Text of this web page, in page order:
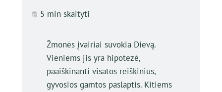
5 min skaityti
Žmonės įvairiai suvokia Dievą.
Vieniems jis yra hipotezė,
paaiškinanti visatos reiškinius,
gyvosios gamtos paslaptis. Kitiems